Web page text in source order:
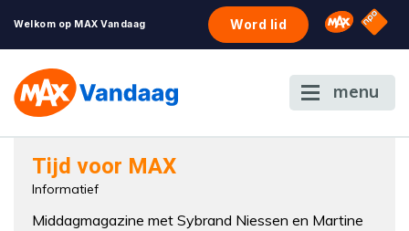
Welkom op MAX Vandaag Word lid Omroep
NPO
menu
Er is een licentie-fout opgetreden. Als het
contact op met onze klantenservice.
Tijd voor MAX
Informatief
Middagmagazine met Sybrand Niessen en Martine